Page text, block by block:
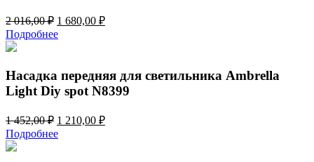
2 016,00₽ Первоначальная
цена
составляла
1 680,00 ₽Текущая
Подробнее
Насадка передняя для светильника Ambrella
Light Diy spot N8399
1 452,00₽ Первоначальная
цена
составляла
1 210,00 ₽Текущая
Подробнее